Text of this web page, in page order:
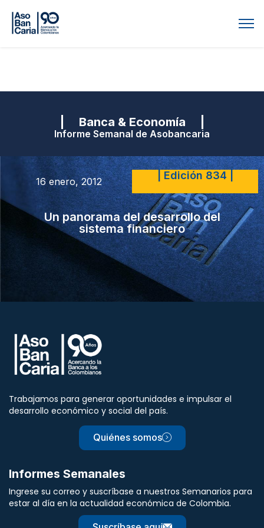
| Banca & Economía |
Informe Semanal de Asobancaria
16 enero, 2012 | Edición 834 |
Un panorama del desarrollo del
sistema financiero
Trabajamos para generar oportunidades e impulsar el
desarrollo económico y social del país.
Quiénes somos
Informes Semanales
Ingrese su correo y suscríbase a nuestros Semanarios para
estar al día en la actualidad económica de Colombia.